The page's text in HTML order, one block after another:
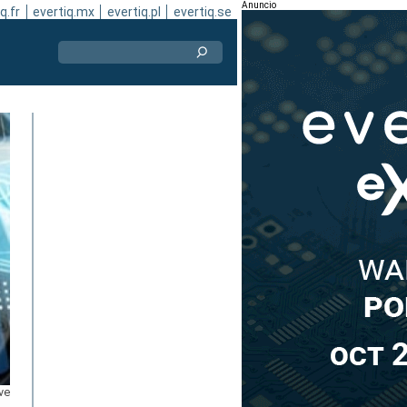
evertiq.mx evertiq.pl evertiq.se Anuncio